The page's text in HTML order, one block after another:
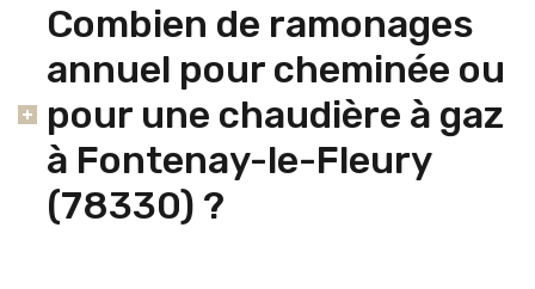
Combien de ramonages
annuel pour cheminée ou
pour une chaudière à gaz
à Fontenay-le-Fleury
(78330) ?